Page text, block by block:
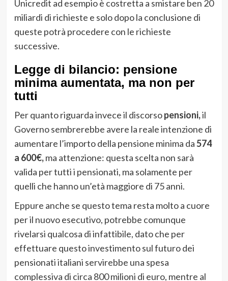
Unicredit ad esempio è costretta a smistare ben 20
miliardi di richieste e solo dopo la conclusione di
queste potrà procedere con le richieste
successive.
Legge di bilancio: pensione
minima aumentata, ma non per
tutti
Per quanto riguarda invece il discorsopensioni,il
Governo sembrerebbe avere la reale intenzione di
aumentare l’importo della pensione minima da574
a 600€,ma attenzione: questa scelta non sarà
valida per tutti i pensionati, ma solamente per
quelli che hanno un’età maggiore di 75 anni.
Eppure anche se questo tema resta molto a cuore
per il nuovo esecutivo, potrebbe comunque
rivelarsi qualcosa di infattibile, dato che per
effettuare questo investimento sul futuro dei
pensionati italiani servirebbe una spesa
complessiva di circa 800 milioni di euro, mentre al